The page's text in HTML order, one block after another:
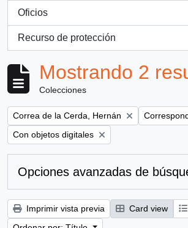
Oficios
, 1 resultados
Recurso de protección
, 1 resultados
Mostrando 2
Colecciones
Remove filter:
Correa de la Cerda, Hernán Remove
Remove filter:
Con objetos digitales
Opciones avanzadas de
Imprimir vista previa Card view